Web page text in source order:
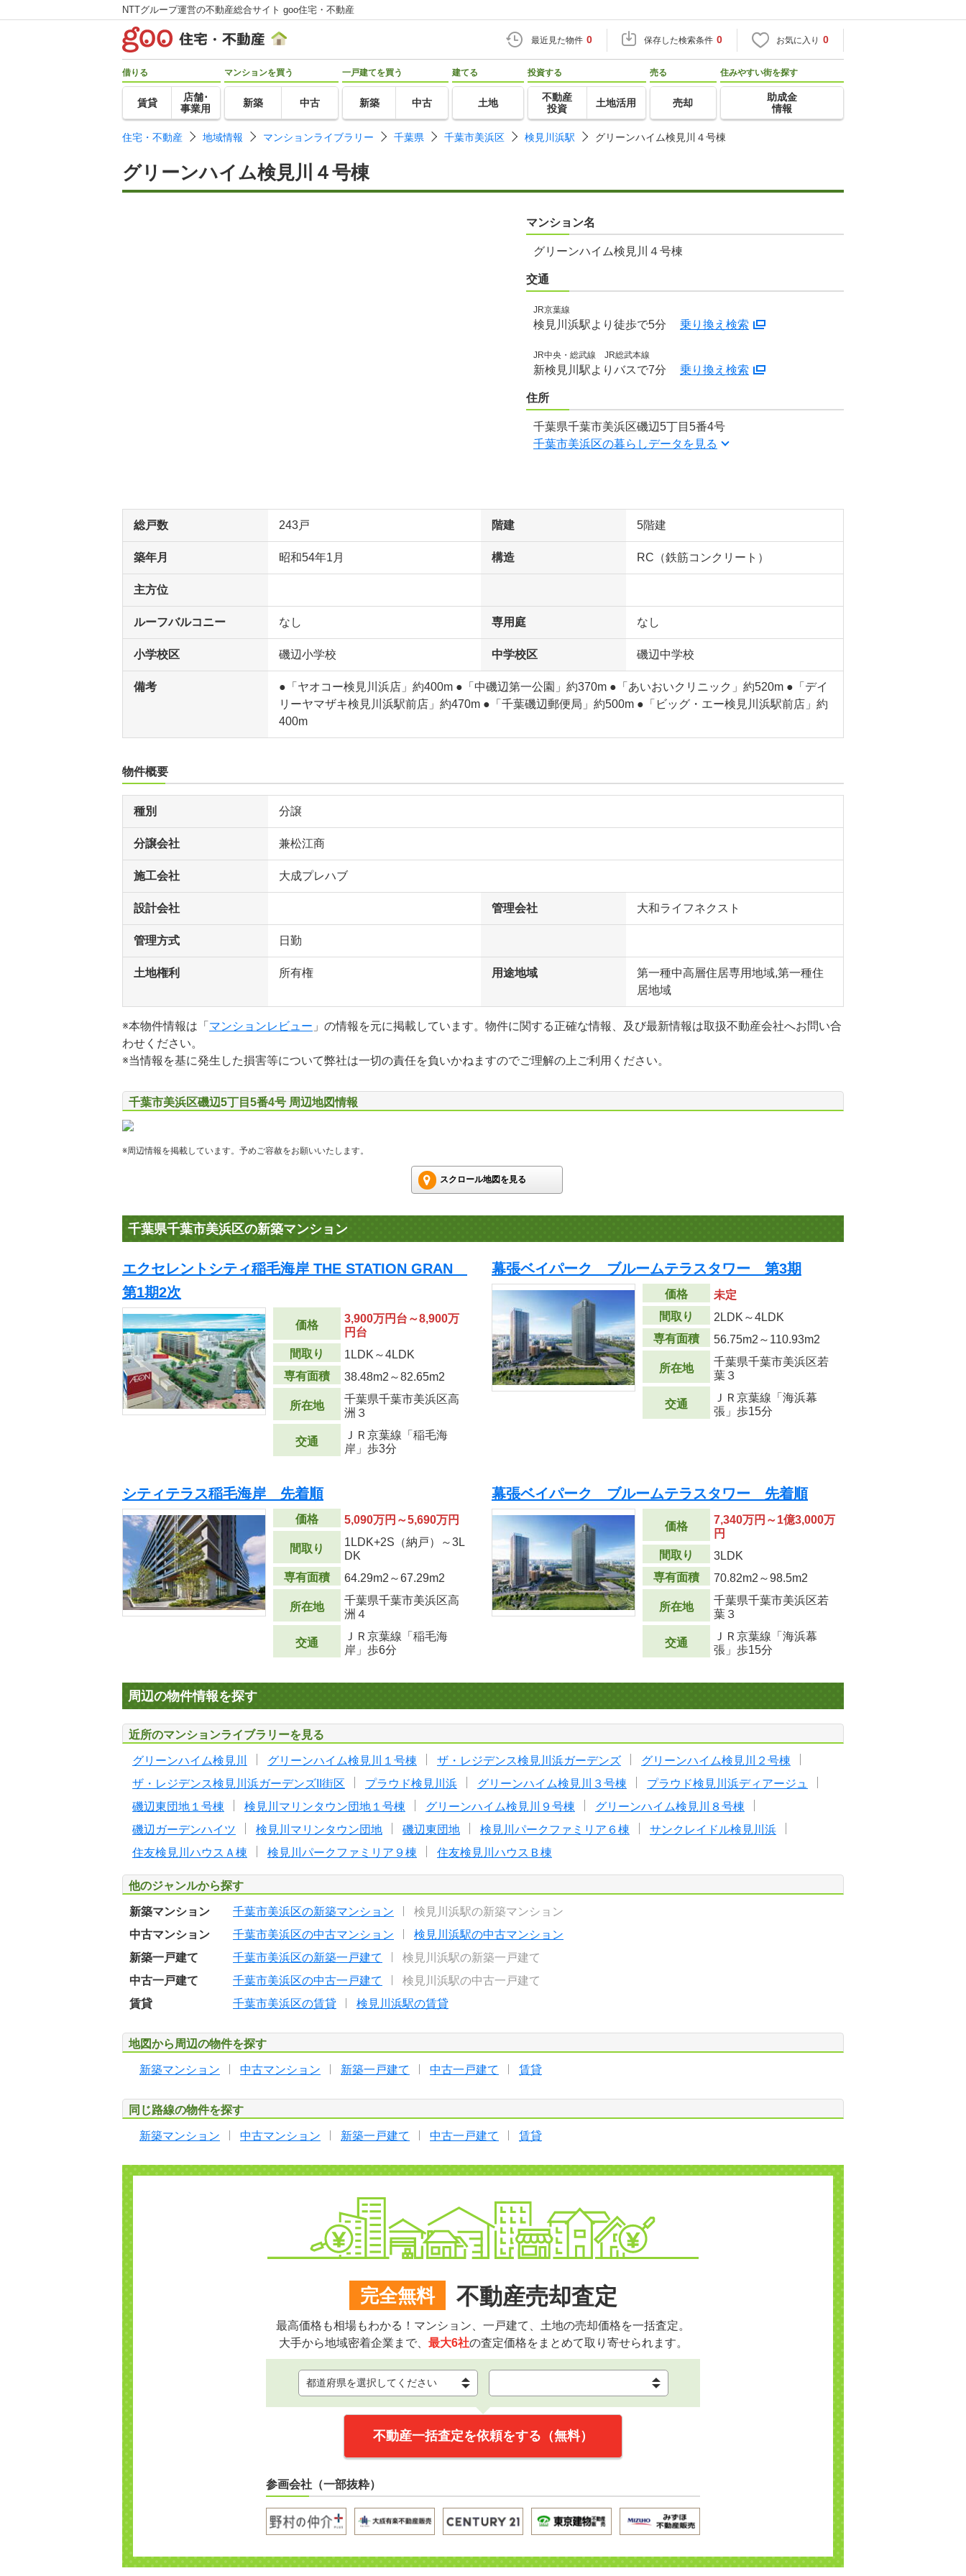
NTTグループ運営の不動産総合サイト goo住宅・不動産
最近見た物件 0 保存した検索条件 0 お気に入り 0
借りる
賃貸
店舗･
事業用
マンションを買う
新築 中古
一戸建てを買う
新築 中古
建てる
土地
投資する
不動産
投資
土地活用
売る
売却
住みやすい街を探す
助成金
情報
住宅・不動産 地域情報 マンションライブラリー 千葉県 千葉市美浜区 検見川浜駅 グリーンハイム検見川４号棟
グリーンハイム検見川４号棟
マンション名
グリーンハイム検見川４号棟
交通
JR京葉線
検見川浜駅より徒歩で5分 乗り換え検索
JR中央・総武線 JR総武本線
新検見川駅よりバスで7分 乗り換え検索
住所
千葉県千葉市美浜区磯辺5丁目5番4号
千葉市美浜区の暮らしデータを見る
総戸数 243戸 階建 5階建
築年月 昭和54年1月 構造 RC（鉄筋コンクリート）
主方位
ルーフバルコニー なし 専用庭 なし
小学校区 磯辺小学校 中学校区 磯辺中学校
備考
●「ヤオコー検見川浜店」約400m ●「中磯辺第一公園」約370m ●「あいおいクリニック」約520m ●「デイ
リーヤマザキ検見川浜駅前店」約470m ●「千葉磯辺郵便局」約500m ●「ビッグ・エー検見川浜駅前店」約
400m
物件概要
種別 分譲
分譲会社 兼松江商
施工会社 大成プレハブ
設計会社 管理会社 大和ライフネクスト
管理方式 日勤
土地権利 所有権 用途地域
第一種中高層住居専用地域,第一種住
居地域
※本物件情報は「 マンションレビュー 」の情報を元に掲載しています。物件に関する正確な情報、及び最新情報は取扱不動産会社へお問い合
わせください。
※当情報を基に発生した損害等について弊社は一切の責任を負いかねますのでご理解の上ご利用ください。
千葉市美浜区磯辺5丁目5番4号 周辺地図情報
※周辺情報を掲載しています。予めご容赦をお願いいたします。
スクロール地図を見る
千葉県千葉市美浜区の新築マンション
エクセレントシティ稲毛海岸 THE STATION GRAN
第1期2次
価格
3,900万円台～8,900万
円台
間取り
1LDK～4LDK
専有面積
38.48m2 ～82.65m2
所在地
千葉県千葉市美浜区高
洲３
交通
ＪＲ京葉線「稲毛海
岸」歩3分
幕張ベイパーク ブルームテラスタワー 第3期
価格
未定
間取り
2LDK～4LDK
専有面積
56.75m2 ～110.93m2
所在地
千葉県千葉市美浜区若
葉３
交通
ＪＲ京葉線「海浜幕
張」歩15分
シティテラス稲毛海岸 先着順
価格 5,090万円～5,690万円
間取り
1LDK+2S（納戸）～3L
DK
専有面積
64.29m2 ～67.29m2
所在地
千葉県千葉市美浜区高
洲４
交通
ＪＲ京葉線「稲毛海
岸」歩6分
幕張ベイパーク ブルームテラスタワー 先着順
価格
7,340万円～1億3,000万
円
間取り
3LDK
専有面積
70.82m2 ～98.5m2
所在地
千葉県千葉市美浜区若
葉３
交通
ＪＲ京葉線「海浜幕
張」歩15分
周辺の物件情報を探す
近所のマンションライブラリーを見る
グリーンハイム検見川 グリーンハイム検見川１号棟 ザ・レジデンス検見川浜ガーデンズ
グリーンハイム検見川２号棟
ザ・レジデンス検見川浜ガーデンズII街区
プラウド検見川浜 グリーンハイム検見川３号棟
プラウド検見川浜ディアージュ
磯辺東団地１号棟
検見川マリンタウン団地１号棟 グリーンハイム検見川９号棟
グリーンハイム検見川８号棟
磯辺ガーデンハイツ
検見川マリンタウン団地 磯辺東団地 検見川パークファミリア６棟
サンクレイドル検見川浜
住友検見川ハウスＡ棟
検見川パークファミリア９棟 住友検見川ハウスＢ棟
他のジャンルから探す
新築マンション 千葉市美浜区の新築マンション
検見川浜駅の新築マンション
中古マンション
千葉市美浜区の中古マンション
検見川浜駅の中古マンション
新築一戸建て
千葉市美浜区の新築一戸建て
検見川浜駅の新築一戸建て
中古一戸建て
千葉市美浜区の中古一戸建て
検見川浜駅の中古一戸建て
賃貸
千葉市美浜区の賃貸 検見川浜駅の賃貸
地図から周辺の物件を探す
新築マンション 中古マンション 新築一戸建て 中古一戸建て 賃貸
同じ路線の物件を探す
新築マンション 中古マンション 新築一戸建て 中古一戸建て 賃貸
完全無料 不動産売却査定
最高価格も相場もわかる！マンション、一戸建て、土地の売却価格を一括査定。
大手から地域密着企業まで、 最大6社の査定価格をまとめて取り寄せられます。
不動産一括査定を依頼をする（無料）
参画会社（一部抜粋）